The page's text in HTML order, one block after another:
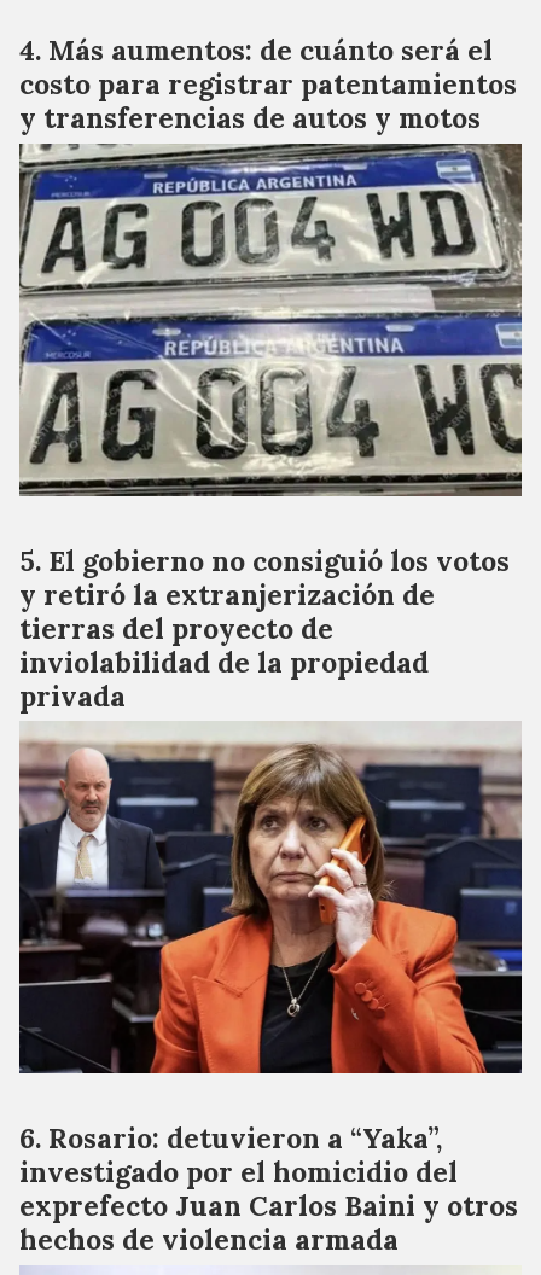
Más aumentos: de cuánto será el
costo para registrar patentamientos
y transferencias de autos y motos
El gobierno no consiguió los votos
y retiró la extranjerización de
tierras del proyecto de
inviolabilidad de la propiedad
privada
Rosario: detuvieron a “Yaka”,
investigado por el homicidio del
exprefecto Juan Carlos Baini y otros
hechos de violencia armada